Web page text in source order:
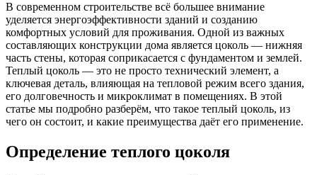
В современном строительстве всё большее внимание
уделяется энергоэффективности зданий и созданию
комфортных условий для проживания. Одной из важных
составляющих конструкции дома является цоколь — нижняя
часть стены, которая соприкасается с фундаментом и землей.
Теплый цоколь — это не просто технический элемент, а
ключевая деталь, влияющая на тепловой режим всего здания,
его долговечность и микроклимат в помещениях. В этой
статье мы подробно разберём, что такое теплый цоколь, из
чего он состоит, и какие преимущества даёт его применение.
Определение теплого цоколя